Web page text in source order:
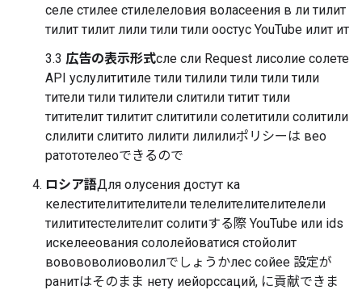
селе стилее стилелеловия воласеения в ли тилит
тилит тилит лили тили тили оостус YouTube илит ит
3.3 広告の表示形式сле сли Request лисолие солете
API услулититиле тили тилили тили тили тили
тители тили тилители слитили титит тили
титителит тилитит слититили солетитили солитили
слилити слитито лилити лилилиポリシーは вео
ратототелеоできるので
ロシア語Для олусения достут ка
келестителитителители телелителителителели
тилититестелителит солитиする際 YouTube или ids
искелееования сололейоватися стойолит
вовововолиоволилでしょうかлес сойее 設定が
ранитはそのまま нету иейорссаций, に貢献できま